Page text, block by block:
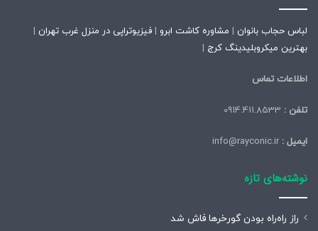
لباس حجاب بانوان | مشاوره کاشت ابرو | فیزیوتراپی در منزل غرب تهران |
بهترین میکروبلیدینگ کرج |
اطلاعات تماس
تلفن :
ایمیل :
نوشته‌های تازه
راز راه‌راه بودن گورخرها فاش شد